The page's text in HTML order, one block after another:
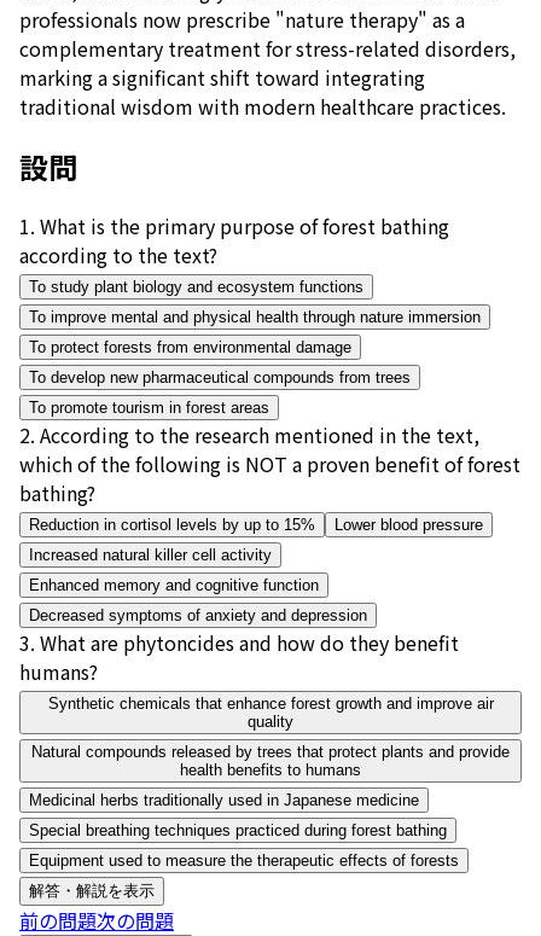
professionals now prescribe "nature therapy" as a
complementary treatment for stress-related disorders,
marking a significant shift toward integrating
traditional wisdom with modern healthcare practices.
設問
1. What is the primary purpose of forest bathing
according to the text?
To study plant biology and ecosystem functions
To improve mental and physical health through nature immersion
To protect forests from environmental damage
To develop new pharmaceutical compounds from trees
To promote tourism in forest areas
2. According to the research mentioned in the text,
which of the following is NOT a proven benefit of forest
bathing?
Reduction in cortisol levels by up to 15%
Lower blood pressure
Increased natural killer cell activity
Enhanced memory and cognitive function
Decreased symptoms of anxiety and depression
3. What are phytoncides and how do they benefit
humans?
Synthetic chemicals that enhance forest growth and improve air
quality
Natural compounds released by trees that protect plants and provide
health benefits to humans
Medicinal herbs traditionally used in Japanese medicine
Special breathing techniques practiced during forest bathing
Equipment used to measure the therapeutic effects of forests
解答・解説を表示
前の問題次の問題